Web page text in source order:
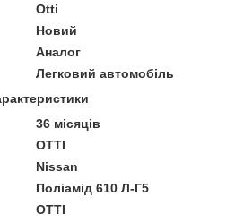
Otti
Новий
Аналог
Легковий автомобіль
36 місяців
OTTI
Nissan
Поліамід 610 Л-Г5
OTTI